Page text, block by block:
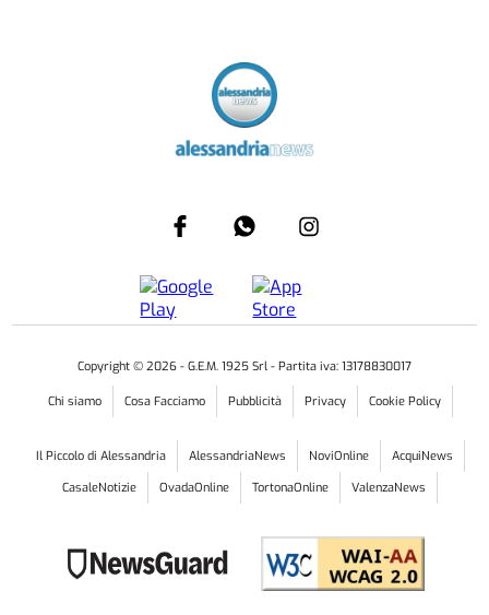
Copyright © 2026 - G.E.M. 1925 Srl - Partita iva: 13178830017
Chi siamo Cosa Facciamo Pubblicità Privacy Cookie Policy
Il Piccolo di Alessandria AlessandriaNews NoviOnline
AcquiNews
CasaleNotizie
OvadaOnline TortonaOnline ValenzaNews